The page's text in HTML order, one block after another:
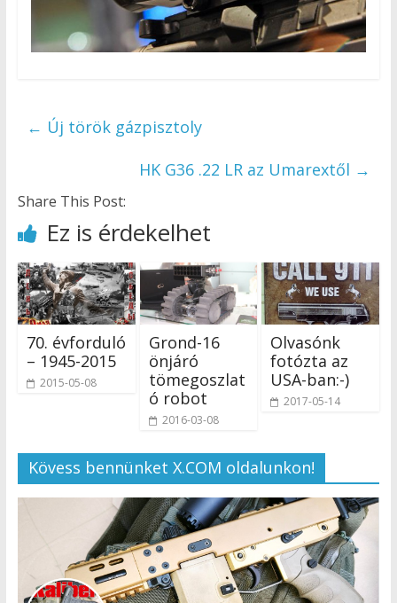
← Új török gázpisztoly
HK G36 .22 LR az Umarextől →
Share This Post:
Ez is érdekelhet
70. évforduló
– 1945-2015
2015-05-08
Grond-16
önjáró
tömegoszlat
ó robot
2016-03-08
Olvasónk
fotózta az
USA-ban:-)
2017-05-14
Kövess bennünket X.COM oldalunkon!